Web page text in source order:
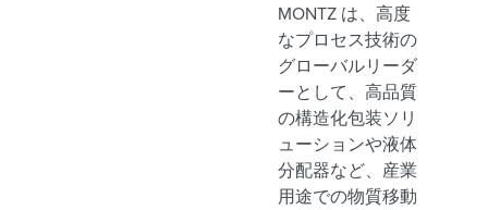
MONTZ は、高度
なプロセス技術の
グローバルリーダ
ーとして、高品質
の構造化包装ソリ
ューションや液体
分配器など、産業
用途での物質移動